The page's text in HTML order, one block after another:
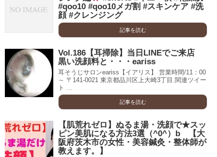
#qoo10 #qoo10メガ割 #スキンケア #洗
顔 #クレンジング
記事を読む
Vol.186【耳掃除】当日LINEでご来店
黒い洗顔料と・・・eariss
耳そうじサロンeariss【イアリス】 営業時間/11：00
～ 〒141-0021 東京都品川区上大崎3丁目.関連ツイー
ト ...
記事を読む
【肌荒れゼロ】ぬるま湯・洗顔で★スッ
ピン美肌になる方法3選（^0^）b 【大
阪府茨木市の女性・美容鍼灸・整体師が
教えます。】